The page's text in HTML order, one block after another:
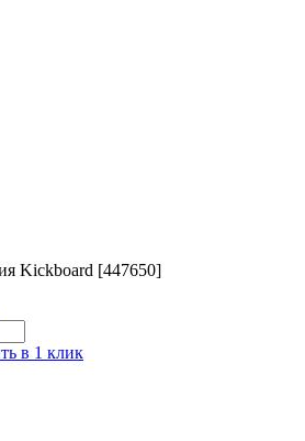
Kickboard [447650]
в 1 клик